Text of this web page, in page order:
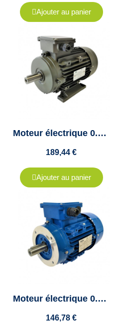
Ajouter au panier
Moteur électrique 0.25KW Triphasé 230/400V - 680Tr/min, Fixation à pattes B3
189,44 €
Ajouter au panier
Moteur électrique 0.37 Kw -1500Tr/min - B14G - bride 140/115/95
146,78 €